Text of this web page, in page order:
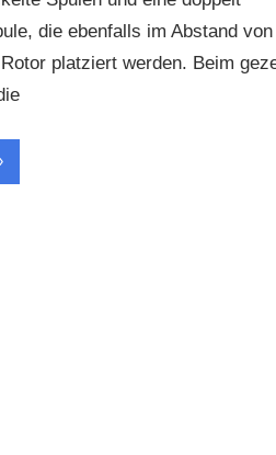
die ebenfalls im Abstand von
platziert werden. Beim